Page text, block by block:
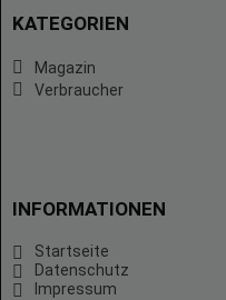
KATEGORIEN
Magazin
Verbraucher
INFORMATIONEN
Startseite
Datenschutz
Impressum